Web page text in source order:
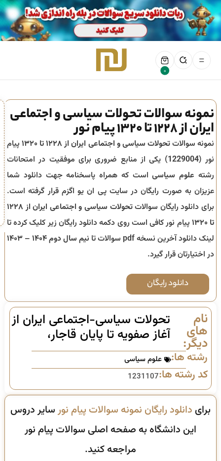
0
نمونه سوالات تحولات سیاسی و اجتماعی
ایران از ۱۲۲۸ تا ۱۳۲۰ پیام نور
نمونه سوالاتتحولات سیاسی و اجتماعی ایران از ۱۲۲۸ تا ۱۳۲۰
پیام
نور (1229004) یکی از منابع ضروری برای موفقیت در امتحانات
رشته علوم سیاسیاست که همراه پاسخنامه جهت دانلود شما
عزیزان به صورت رایگان در سایت پی ان یو اگزم قرار گرفته است.
برای دانلود رایگان سوالات
تحولات سیاسی و اجتماعی ایران از ۱۲۲۸
تا ۱۳۲۰
پیام نور کافی است روی دکمه دانلود رایگان زیر کلیک کرده تا
لینک دانلود آخرین نسخه pdf سوالات تا
نیم سال دوم ۱۴۰۴ – ۱۴۰۳
در اختیارتان قرار گیرد.
دانلود رایگان
نام
های
دیگر:
تحولات سیاسی-اجتماعی ایران از
آغاز صفویه تا پایان قاجار،
رشته ها: علوم سیاسی
کد رشته ها:1231107
برای دانلود رایگان نمونه سوالات پیام نورسایر دروس
این دانشگاه به صفحه اصلی سوالات پیام نور
مراجعه کنید.